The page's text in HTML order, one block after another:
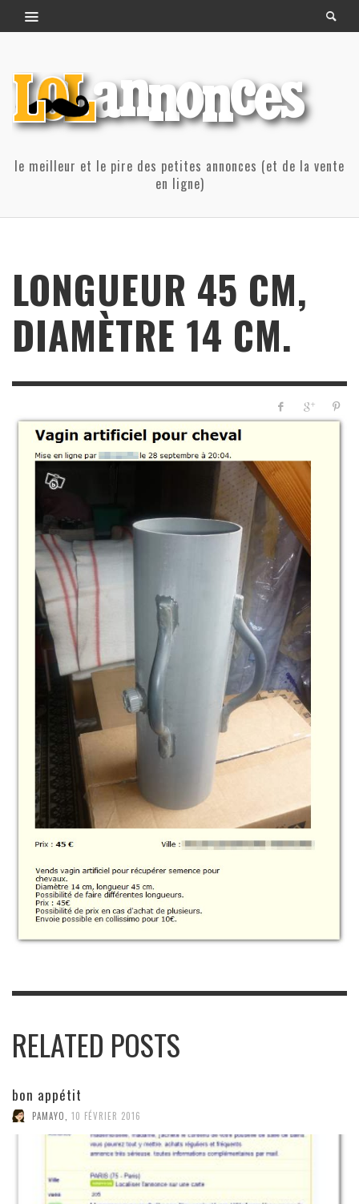
le meilleur et le pire des petites annonces (et de la vente
en ligne)
LONGUEUR 45 CM,
DIAMÈTRE 14 CM.
RELATED POSTS
bon appétit
PAMAYO 10 FÉVRIER 2016